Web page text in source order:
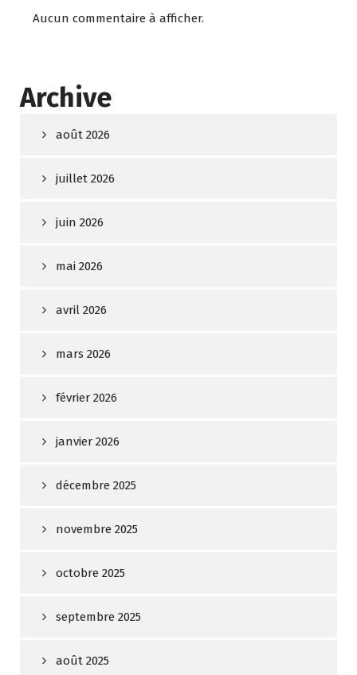
Aucun commentaire à afficher.
Archive
août 2026
juillet 2026
juin 2026
mai 2026
avril 2026
mars 2026
février 2026
janvier 2026
décembre 2025
novembre 2025
octobre 2025
septembre 2025
août 2025